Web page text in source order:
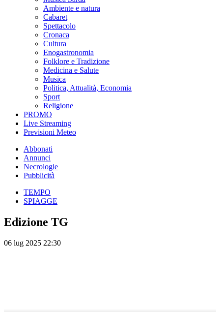
Ambiente e natura
Cabaret
Spettacolo
Cronaca
Cultura
Enogastronomia
Folklore e Tradizione
Medicina e Salute
Musica
Politica, Attualità, Economia
Sport
Religione
PROMO
Live Streaming
Previsioni Meteo
Abbonati
Annunci
Necrologie
Pubblicità
TEMPO
SPIAGGE
Edizione TG
06 lug 2025 22:30